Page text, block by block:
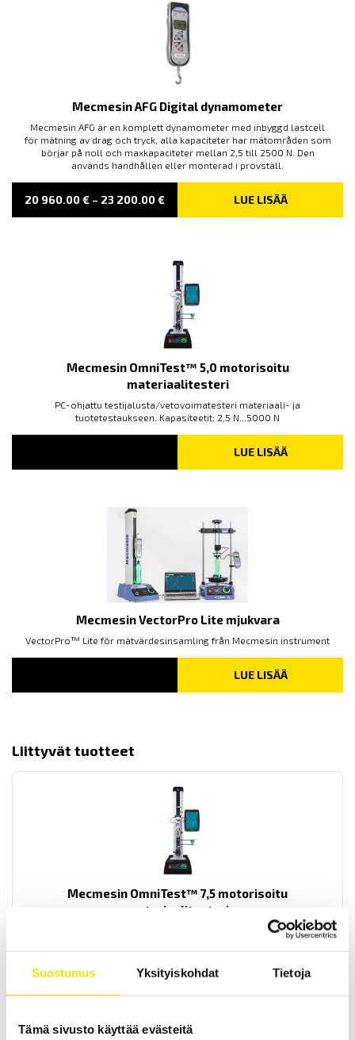
Suostumus Yksityiskohdat Tietoja
Tämä sivusto käyttää evästeitä
Mecmesin AFG Digital dynamometer
Mecmesin AFG är en komplett dynamometer med inbyggd lastcell
för mätning av drag och tryck, alla kapaciteter har mätområden som
börjar på noll och maxkapaciteter mellan 2,5 till 2500 N. Den
används handhållen eller monterad i provställ.
20 960.00€ – 23 200.00€PRICE
20 960.00 €
LUE LISÄÄ
Mecmesin OmniTest™ 5,0 motorisoitu
materiaalitesteri
PC-ohjattu testijalusta/vetovoimatesteri materiaali- ja
tuotetestaukseen. Kapasiteetit: 2,5 N...5000 N
LUE LISÄÄ
Mecmesin VectorPro Lite mjukvara
VectorPro™ Lite för mätvärdesinsamling från Mecmesin instrument
LUE LISÄÄ
Liittyvät tuotteet
Mecmesin OmniTest™ 7,5 motorisoitu
materiaalitesteri
PC-ohjattu testijalusta/vetovoimatesteri materiaali- ja
LUE LISÄÄ